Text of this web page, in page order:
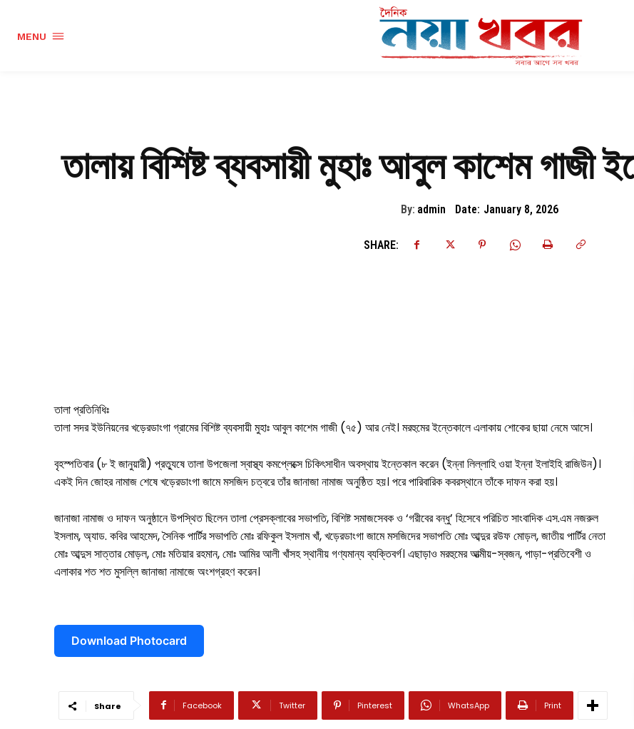
সারাদেশ
আশাশুনি
দেবহাটা তালা
শ্যামনগর
MENU
তালায় বিশিষ্ট ব্যবসায়ী মুহাঃ আবুল কাশেম
By: admin Date: January 8, 2026
SHARE:
তালা প্রতিনিধিঃ
তালা সদর ইউনিয়নের খড়েরডাংগা গ্রামের বিশিষ্ট ব্যবসায়ী মুহাঃ আবুল কাশেম গাজী (৭৫) আর নেই। মরহুমের ইন্তেকালে এলাকায় শোকের ছায়া নেমে আসে।
বৃহস্পতিবার (৮ ই জানুয়ারী) প্রত্যুষে তালা উপজেলা স্বাস্থ্য কমপ্লেক্সে চিকিৎসাধীন অবস্থায় ইন্তেকাল করেন (ইন্না লিল্লাহি ওয়া ইন্না ইলাইহি রাজিউন)।
একই দিন জোহর নামাজ শেষে খড়েরডাংগা জামে মসজিদ চত্বরে তাঁর জানাজা নামাজ অনুষ্ঠিত হয়। পরে পারিবারিক কবরস্থানে তাঁকে দাফন করা হয়।
জানাজা নামাজ ও দাফন অনুষ্ঠানে উপস্থিত ছিলেন তালা প্রেসক্লাবের সভাপতি, বিশিষ্ট সমাজসেবক ও ‘গরীবের বন্ধু’ হিসেবে পরিচিত সাংবাদিক এস.এম নজরুল
ইসলাম, অ্যাড. কবির আহমেদ, সৈনিক পার্টির সভাপতি মোঃ রফিকুল ইসলাম খাঁ, খড়েরডাংগা জামে মসজিদের সভাপতি মোঃ আব্দুর রউফ মোড়ল, জাতীয় পার্টির নেতা
মোঃ আব্দুস সাত্তার মোড়ল, মোঃ মতিয়ার রহমান, মোঃ আমির আলী খাঁসহ স্থানীয় গণ্যমান্য ব্যক্তিবর্গ। এছাড়াও মরহুমের আত্মীয়-স্বজন, পাড়া-প্রতিবেশী ও
এলাকার শত শত মুসল্লি জানাজা নামাজে অংশগ্রহণ করেন।
Download Photocard
Share Facebook Twitter Pinterest WhatsApp Print